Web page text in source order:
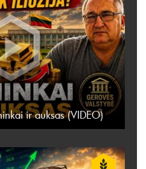
ir auksas (VIDEO)